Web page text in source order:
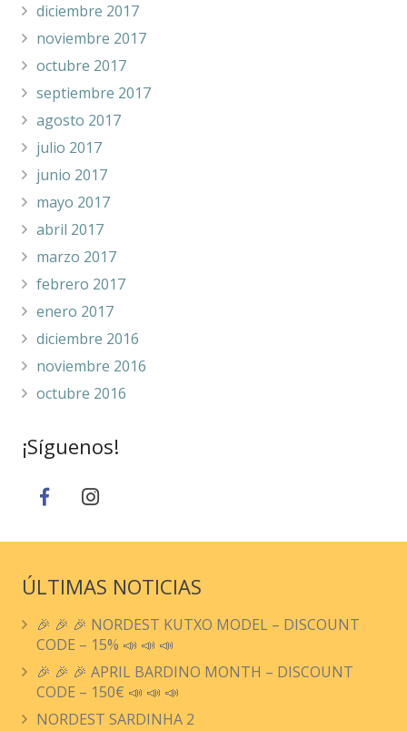
diciembre 2017
noviembre 2017
octubre 2017
septiembre 2017
agosto 2017
julio 2017
junio 2017
mayo 2017
abril 2017
marzo 2017
febrero 2017
enero 2017
diciembre 2016
noviembre 2016
octubre 2016
¡Síguenos!
ÚLTIMAS NOTICIAS
🎉 🎉 🎉 NORDEST KUTXO MODEL – DISCOUNT
CODE – 15% 📣 📣 📣
🎉 🎉 🎉 APRIL BARDINO MONTH – DISCOUNT
CODE – 150€ 📣 📣 📣
NORDEST SARDINHA 2